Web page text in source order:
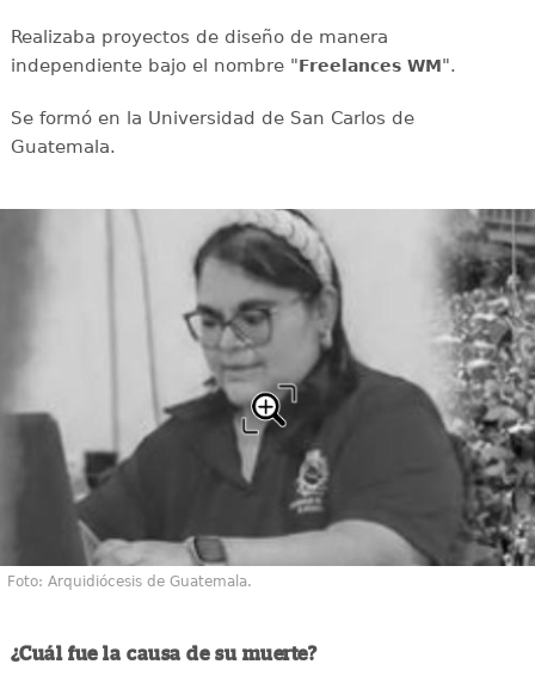
Realizaba proyectos de diseño de manera
independiente bajo el nombre "Freelances WM".
Se formó en la Universidad de San Carlos de
Guatemala.
Foto: Arquidiócesis de Guatemala.
¿Cuál fue la causa de su muerte?